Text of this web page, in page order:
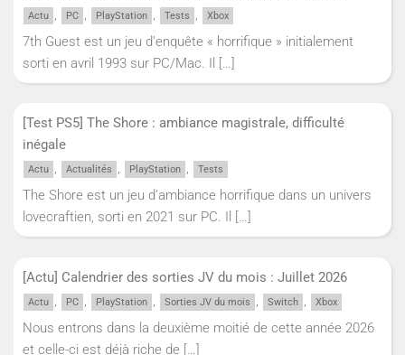
Actu , PC , PlayStation , Tests , Xbox
7th Guest est un jeu d’enquête « horrifique » initialement
sorti en avril 1993 sur PC/Mac. Il […]
[Test PS5] The Shore : ambiance magistrale, difficulté
inégale
Actu , Actualités , PlayStation , Tests
The Shore est un jeu d’ambiance horrifique dans un univers
lovecraftien, sorti en 2021 sur PC. Il […]
[Actu] Calendrier des sorties JV du mois : Juillet 2026
Actu , PC , PlayStation , Sorties JV du mois , Switch , Xbox
Nous entrons dans la deuxième moitié de cette année 2026
et celle-ci est déjà riche de […]